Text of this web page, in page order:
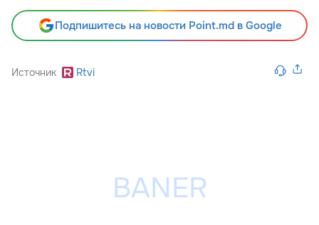
Подпишитесь на новости Point.md в Google
Источник Rtvi